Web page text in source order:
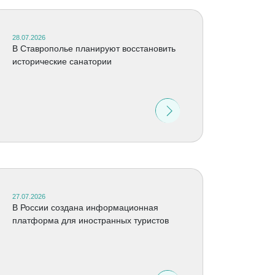
28.07.2026
В Ставрополье планируют восстановить
исторические санатории
27.07.2026
В России создана информационная
платформа для иностранных туристов